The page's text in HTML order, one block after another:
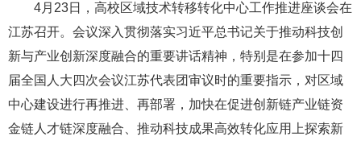
4月23日，高校区域技术转移转化中心工作推进座谈会在
江苏召开。会议深入贯彻落实习近平总书记关于推动科技创
新与产业创新深度融合的重要讲话精神，特别是在参加十四
届全国人大四次会议江苏代表团审议时的重要指示，对区域
中心建设进行再推进、再部署，加快在促进创新链产业链资
金链人才链深度融合、推动科技成果高效转化应用上探索新